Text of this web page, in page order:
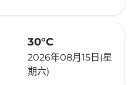
30°C
2026年08月15日(星
期六)